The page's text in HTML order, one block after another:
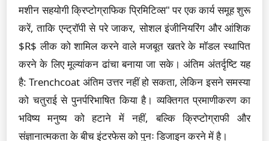
मशीन सहयोगी क्रिप्टोग्राफिक प्रिमिटिव्स" पर एक कार्य समूह शुरू
करें, ताकि एन्ट्रॉपी से परे जाकर, सोशल इंजीनियरिंग और आंशिक
$R$ लीक को शामिल करने वाले मजबूत खतरे के मॉडल स्थापित
करने के लिए मूल्यांकन ढांचा बनाया जा सके। अंतिम अंतर्दृष्टि यह
है: Trenchcoat अंतिम उत्तर नहीं हो सकता, लेकिन इसने समस्या
को चतुराई से पुनर्परिभाषित किया है। व्यक्तिगत प्रमाणीकरण का
भविष्य मनुष्य को हटाने में नहीं, बल्कि क्रिप्टोग्राफी और
संज्ञानात्मकता के बीच इंटरफेस को पुनः डिजाइन करने में है।